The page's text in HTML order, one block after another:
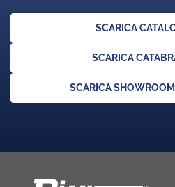
SCARICA
SCARICA
SCARICA